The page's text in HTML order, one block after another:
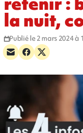
la nuit,
Publié le 2 mars 2024 à